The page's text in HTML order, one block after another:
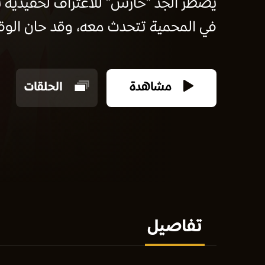
يضطر الجد "حارس" للاعتراف لحفيديه
في المحمية تتحدث معه، وقد حان
مشاهدة الحلقات
تفاصيل